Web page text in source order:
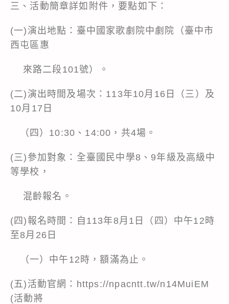
三、活動簡章詳如附件，要點如下：
(一)演出地點：臺中國家歌劇院中劇院（臺中市
西屯區惠
來路二段101號）。
(二)演出時間及場次：113年10月16日（三）及
10月17日
（四）10:30、14:00，共4場。
(三)參加對象：全臺國民中學8、9年級及高級中
等學校，
混齡報名。
(四)報名時間：自113年8月1日（四）中午12時
至8月26日
（一）中午12時，額滿為止。
(五)活動官網：https://npacntt.tw/n14MuiEM
(活動將